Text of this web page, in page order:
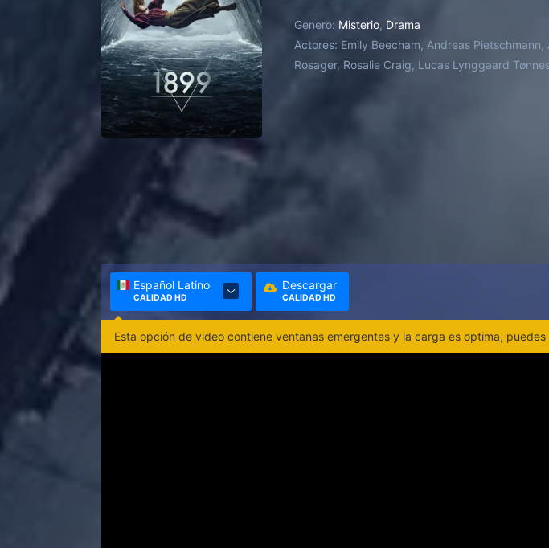
Genero: Misterio, Drama
Actores: Emily Beecham, Andreas
Rosager, Rosalie Craig, Lucas Lynggaard
Español Latino
CALIDAD HD
Descargar
CALIDAD HD
Esta opción de video contiene ventanas emergentes y la carga es optima, puedes